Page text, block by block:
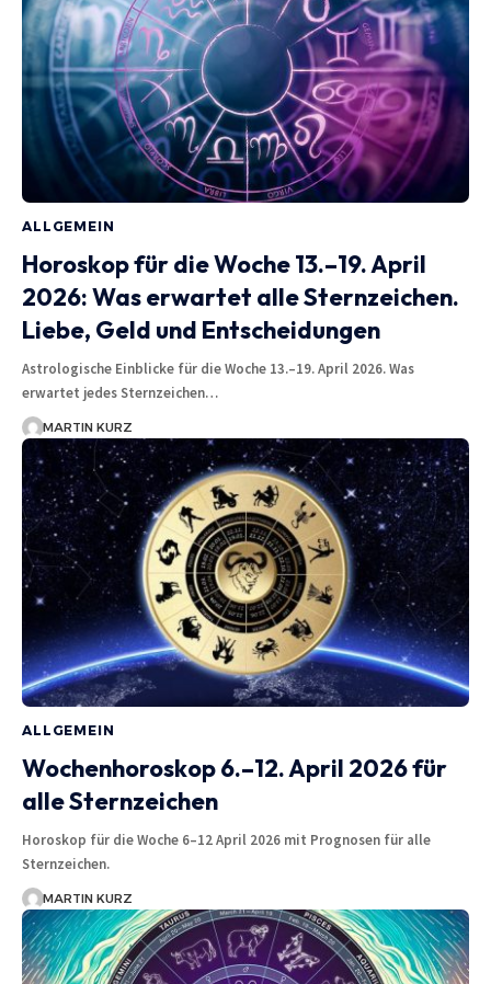
ALLGEMEIN
Horoskop für die Woche 13.–19. April
2026: Was erwartet alle Sternzeichen.
Liebe, Geld und Entscheidungen
Astrologische Einblicke für die Woche 13.–19. April 2026. Was
erwartet jedes Sternzeichen…
MARTIN KURZ
ALLGEMEIN
Wochenhoroskop 6.–12. April 2026 für
alle Sternzeichen
Horoskop für die Woche 6–12 April 2026 mit Prognosen für alle
Sternzeichen.
MARTIN KURZ